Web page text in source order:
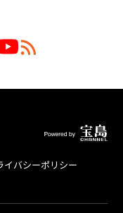
イバシーポリシー